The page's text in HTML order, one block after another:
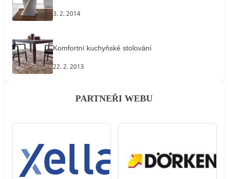
3. 2. 2014
Komfortní kuchyňské stolování
22. 2. 2013
PARTNEŘI WEBU